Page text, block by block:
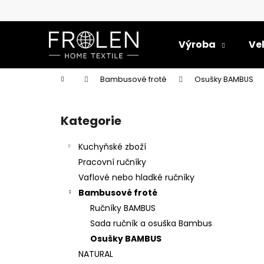
Výroba
Domů Bambusové froté Osušky BAMBUS
Přeskočit
kategorie
Kategorie
Kuchyňské zboží
Pracovní ručníky
Vaflové nebo hladké ručníky
Bambusové froté
Ručníky BAMBUS
Sada ručník a osuška Bambus
Osušky BAMBUS
NATURAL
o
k
Zpět
Zpět
RUČNÍK HLADKÝ PASTELOVÝ